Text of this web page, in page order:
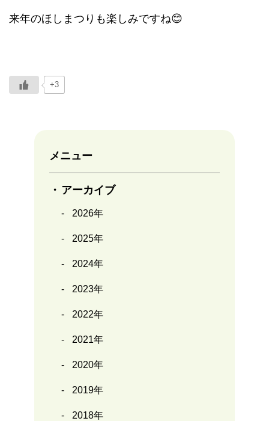
メニュー
アーカイブ
2026年
2025年
2024年
2023年
2022年
2021年
2020年
2019年
2018年
来年のほしまつりも楽しみですね😊
+3